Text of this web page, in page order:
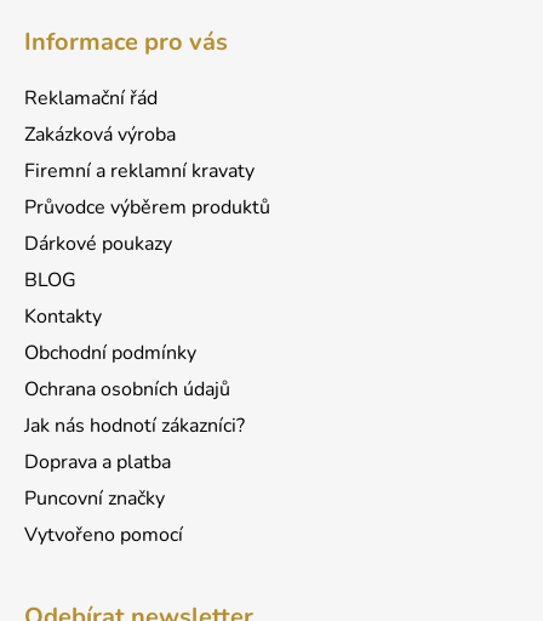
Informace pro vás
Reklamační řád
Zakázková výroba
Firemní a reklamní kravaty
Průvodce výběrem produktů
Dárkové poukazy
BLOG
Kontakty
Obchodní podmínky
Ochrana osobních údajů
Jak nás hodnotí zákazníci?
Doprava a platba
Puncovní značky
Vytvořeno pomocí